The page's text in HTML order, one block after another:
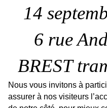
14
6 rue
BREST
Nous vous invitons à
assurer à nos visiteurs